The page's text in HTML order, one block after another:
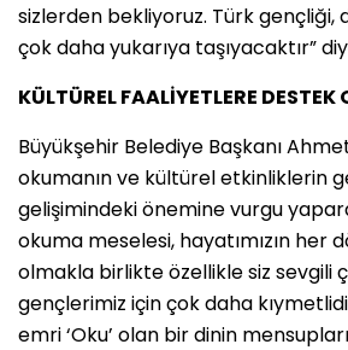
sizlerden bekliyoruz. Türk gençliği,
çok daha yukarıya taşıyacaktır”
KÜLTÜREL FAALİYETLERE DESTEK
Büyükşehir Belediye Başkanı
okumanın ve kültürel etkinliklerin
gelişimindeki önemine vurgu
okuma meselesi, hayatımızın her
olmakla birlikte özellikle siz sevgili
gençlerimiz için çok daha
emri ‘Oku’ olan bir dinin